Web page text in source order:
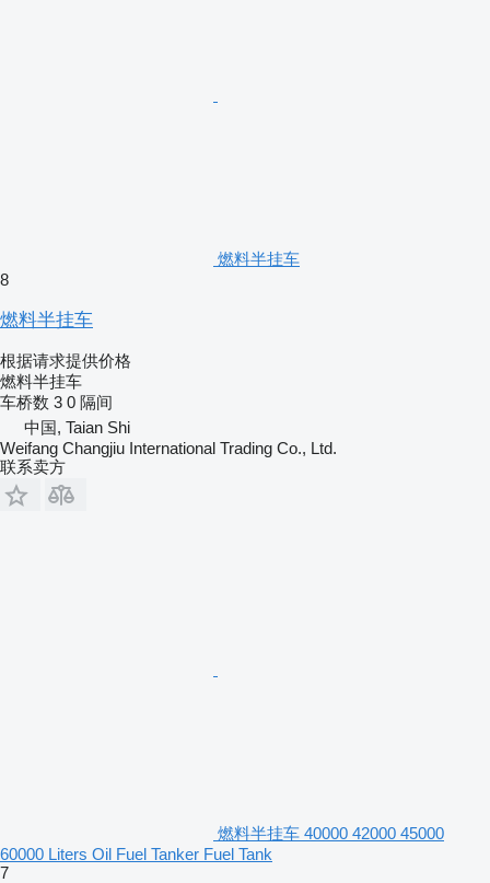
燃料半挂车
8
燃料半挂车
根据请求提供价格
燃料半挂车
车桥数 3 0 隔间
中国, Taian Shi
Weifang Changjiu International Trading Co., Ltd.
联系卖方
燃料半挂车 40000 42000 45000
60000 Liters Oil Fuel Tanker Fuel Tank
7